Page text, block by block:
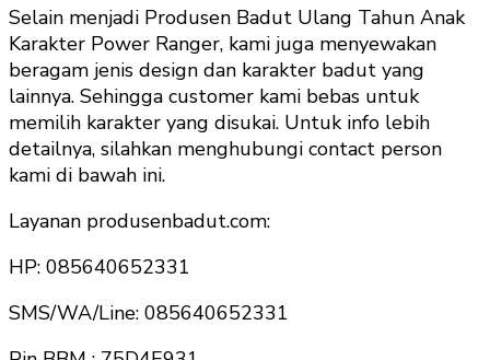
Selain menjadi Produsen Badut Ulang Tahun Anak
Karakter Power Ranger, kami juga menyewakan
beragam jenis design dan karakter badut yang
lainnya. Sehingga customer kami bebas untuk
memilih karakter yang disukai. Untuk info lebih
detailnya, silahkan menghubungi contact person
kami di bawah ini.
Layanan produsenbadut.com:
HP: 085640652331
SMS/WA/Line: 085640652331